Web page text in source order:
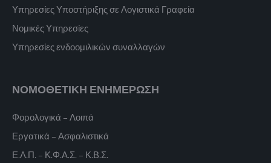
Υπηρεσίες Υποστήριξης σε Λογιστικά Γραφεία
Νομικές Υπηρεσίες
Υπηρεσίες ενδοομιλικών συναλλαγών
ΝΟΜΟΘΕΤΙΚΗ ΕΝΗΜΕΡΩΣΗ
Φορολογικά – Λοιπά
Εργατικά – Ασφαλιστικά
Ε.Λ.Π. – Κ.Φ.Α.Σ. – Κ.Β.Σ.